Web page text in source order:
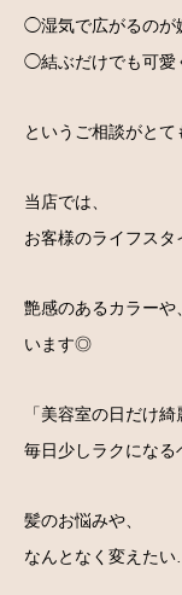
◯湿気で広がるのが
◯結ぶだけでも可愛
というご相談がとて
当店では、
お客様のライフスタ
艶感のあるカラーや
います◎
「美容室の日だけ綺
毎日少しラクになる
髪のお悩みや、
なんとなく変えた